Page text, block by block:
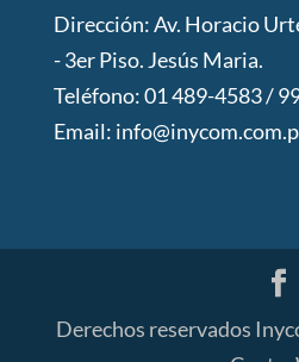
Dirección: Av. Horacio
- 3er Piso. Jesús Maria.
Teléfono: 01 489-4583 /
Email:
Derechos reservados